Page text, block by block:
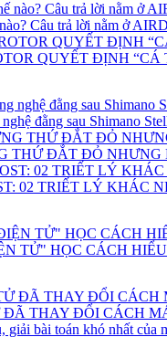
Câu trả lời nằm ở
QUYẾT ĐỊNH “CÁ
đằng sau Shimano
THỨ ĐẮT ĐỎ
02 TRIẾT LÝ KHÁC
TỬ" HỌC CÁCH
THAY ĐỔI CÁCH